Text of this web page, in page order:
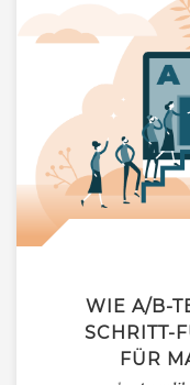
WIE A/B-
SCHRITT-
FÜR